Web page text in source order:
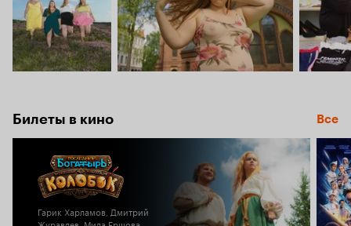
Билеты в кино Все
Гарик Харламов, Дмитрий